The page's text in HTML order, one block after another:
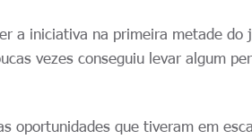
a iniciativa na primeira metade do
vezes conseguiu levar algum
oportunidades que tiveram em